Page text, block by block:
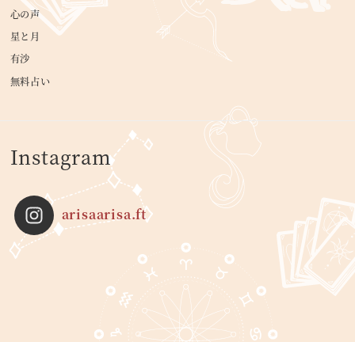
心の声
星と月
有沙
無料占い
Instagram
arisaarisa.ft